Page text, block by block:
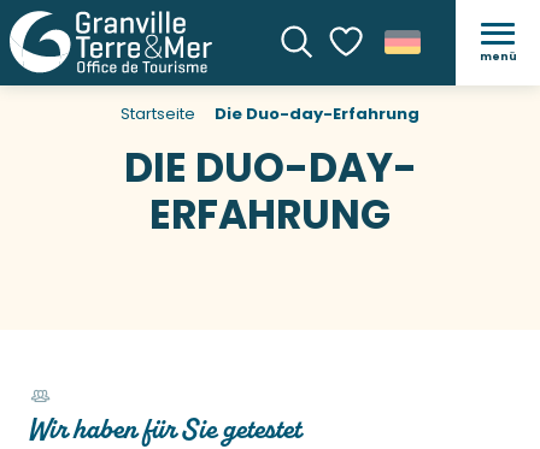
SucheVoir les favoris
menü
Startseite Die Duo-day-Erfahrung
DIE DUO-DAY-
ERFAHRUNG
Wir haben für Sie getestet